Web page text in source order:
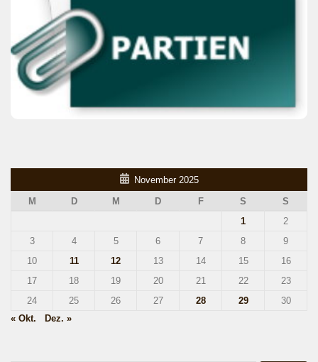
November 2025
M
D M D F S
S
1
2
3
4 5 6 7 8
9
10
11 12 13 14 15
16
17
18 19 20 21 22
23
24
25 26 27 28 29
30
« Okt.
Dez. »